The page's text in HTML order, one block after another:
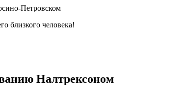
Петровском
близкого человека!
Налтрексоном